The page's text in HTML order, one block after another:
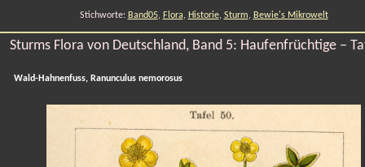
Stichworte: Band05, Flora, Historie, Sturm, Bewie's Mikrowelt
Sturms Flora von Deutschland, Band 5: Haufenfrüchtige –
Wald-Hahnenfuss, Ranunculus nemorosus